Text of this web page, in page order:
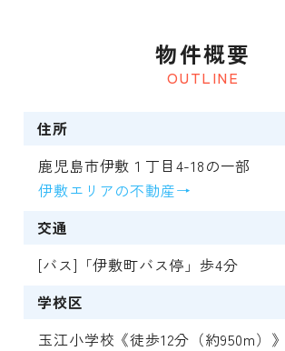
OUTLINE
物件概要
住所
鹿児島市伊敷１丁目4-18の一部
伊敷エリアの不動産→
交通
[バス]「伊敷町バス停」歩4分
学校区
玉江小学校《徒歩12分（約950m）》